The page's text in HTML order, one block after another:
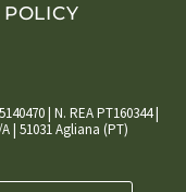
| N. REA PT160344 |
| 51031 Agliana (PT)